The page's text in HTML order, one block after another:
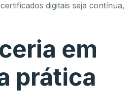
digitais seja contínua,
em
prática